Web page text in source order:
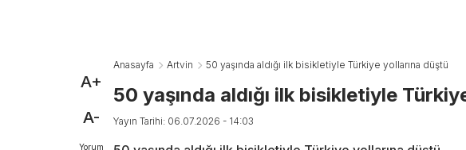
A+
A-
Yorum
Anasayfa Artvin 50 yaşında aldığı ilk bisikletiyle Türkiye yollarına düştü
50 yaşında aldığı ilk bisikletiyle
Yayın Tarihi: 06.07.2026 - 14:03